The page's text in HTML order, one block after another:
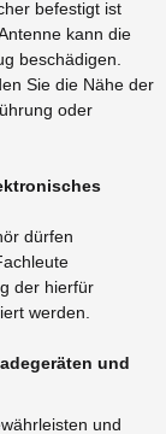
befestigt ist
kann die
beschädigen.
Sie die Nähe der
oder
dürfen
der hierfür
werden.
und
und